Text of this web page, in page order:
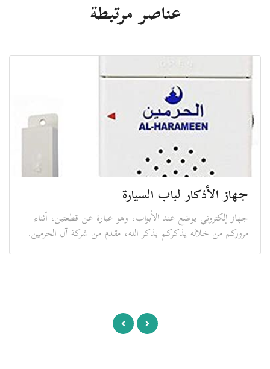
عناصر مرتبطة
جهاز الأذكار لباب السيارة
جهاز إلكتروني يوضع عند الأبواب، وهو عبارة عن قطعتين، أثناء
مروركم من خلاله يذكركم بذكر الله، مقدم من شركة آل الحرمين.